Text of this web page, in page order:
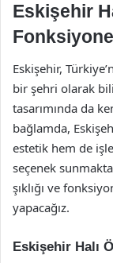
Eskişehir
Eskişehir,
bir şehri olarak
tasarımında da
bağlamda,
estetik hem de
seçenek
şıklığı ve
yapacağız.
Eskişehir Halı